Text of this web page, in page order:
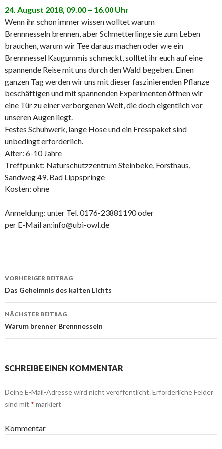
24. August 2018, 09.00 – 16.00 Uhr
Wenn ihr schon immer wissen wolltet warum
Brennnesseln brennen, aber Schmetterlinge sie zum Leben
brauchen, warum wir Tee daraus machen oder wie ein
Brennnessel Kaugummis schmeckt, solltet ihr euch auf eine
spannende Reise mit uns durch den Wald begeben. Einen
ganzen Tag werden wir uns mit dieser faszinierenden Pflanze
beschäftigen und mit spannenden Experimenten öffnen wir
eine Tür zu einer verborgenen Welt, die doch eigentlich vor
unseren Augen liegt.
Festes Schuhwerk, lange Hose und ein Fresspaket sind
unbedingt erforderlich.
Alter: 6-10 Jahre
Treffpunkt: Naturschutzzentrum Steinbeke, Forsthaus,
Sandweg 49, Bad Lippspringe
Kosten: ohne
Anmeldung: unter Tel. 0176-23881190 oder
per E-Mail an:info@ubi-owl.de
Beitragsnavigation
VORHERIGER BEITRAG
Das Geheimnis des kalten Lichts
NÄCHSTER BEITRAG
Warum brennen Brennnesseln
SCHREIBE EINEN KOMMENTAR
Deine E-Mail-Adresse wird nicht veröffentlicht. Erforderliche Felder
sind mit * markiert
Kommentar